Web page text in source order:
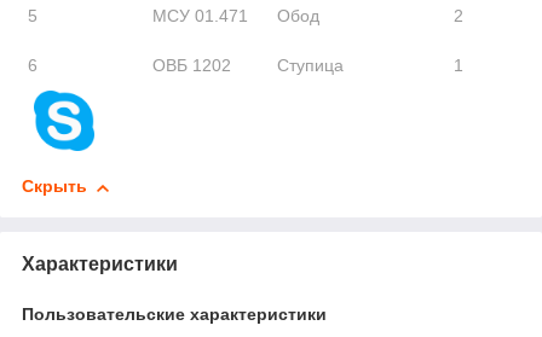
5 МСУ 01.471 Обод 2
6 ОВБ 1202 Ступица 1
Скрыть
Характеристики
Пользовательские характеристики